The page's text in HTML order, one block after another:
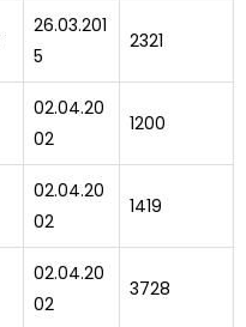
26.03.201
5
2321
02.04.20
02
1200
02.04.20
02
1419
02.04.20
02
3728